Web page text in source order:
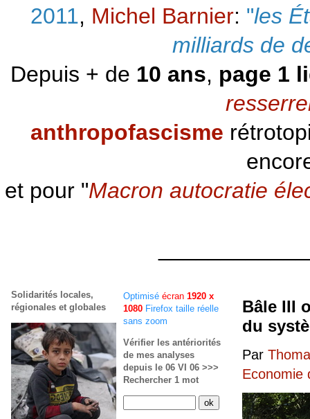
2011, Michel Barnier: "les
milliards de
Depuis + de 10 ans, page 1
anthropofascisme
et pour "Macron autocratie
Bâle III
du
Par
Economie
Optimisé écran 1920 x
1080 Firefox taille réelle
sans zoom
Vérifier les antériorités
de mes analyses
depuis le 06 VI 06 >>>
Rechercher 1 mot
Solidarités locales,
régionales et globales